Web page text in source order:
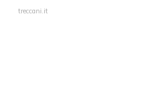
treccani.it